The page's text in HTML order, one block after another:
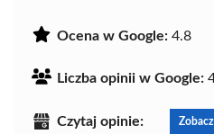
Ocena w Google: 4.8
Liczba opinii w Google:
Czytaj opinie: